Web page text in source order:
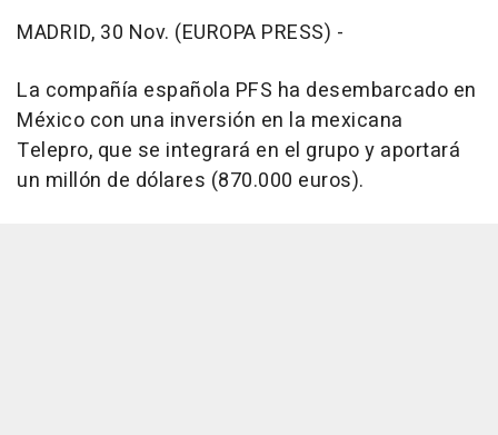
MADRID, 30 Nov. (EUROPA PRESS) -
La compañía española PFS ha desembarcado en
México con una inversión en la mexicana
Telepro, que se integrará en el grupo y aportará
un millón de dólares (870.000 euros).